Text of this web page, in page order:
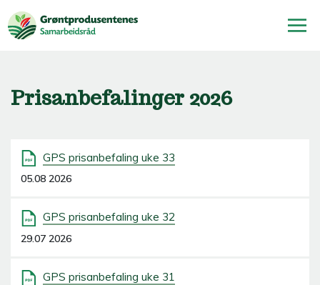
Prisanbefalinger 2026
GPS prisanbefaling uke 33
05.08 2026
GPS prisanbefaling uke 32
29.07 2026
GPS prisanbefaling uke 31